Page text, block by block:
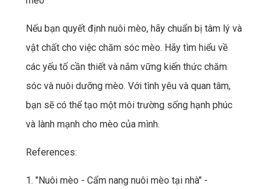
Nếu bạn quyết định nuôi mèo, hãy chuẩn bị tâm lý và
vật chất cho việc chăm sóc mèo. Hãy tìm hiểu về
các yếu tố cần thiết và nắm vững kiến thức chăm
sóc và nuôi dưỡng mèo. Với tình yêu và quan tâm,
bạn sẽ có thể tạo một môi trường sống hạnh phúc
và lành mạnh cho mèo của mình.
References:
1. "Nuôi mèo - Cẩm nang nuôi mèo tại nhà" -